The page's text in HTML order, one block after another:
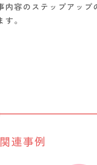
容のステップアップ
。
連事例